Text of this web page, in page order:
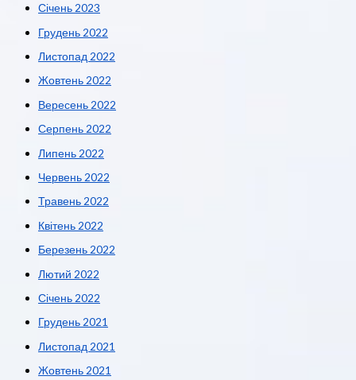
Січень 2023
Грудень 2022
Листопад 2022
Жовтень 2022
Вересень 2022
Серпень 2022
Липень 2022
Червень 2022
Травень 2022
Квітень 2022
Березень 2022
Лютий 2022
Січень 2022
Грудень 2021
Листопад 2021
Жовтень 2021